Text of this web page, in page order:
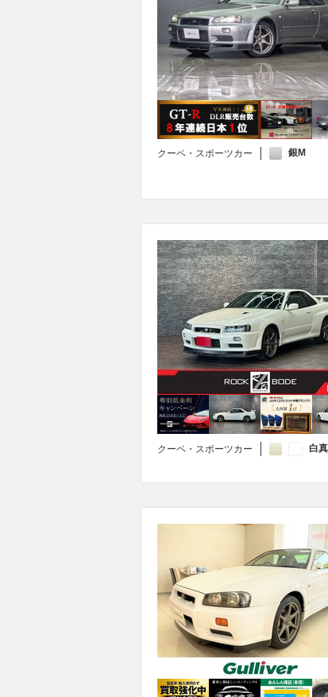
クーペ・スポーツカー 銀M
クーペ・スポーツカー 白